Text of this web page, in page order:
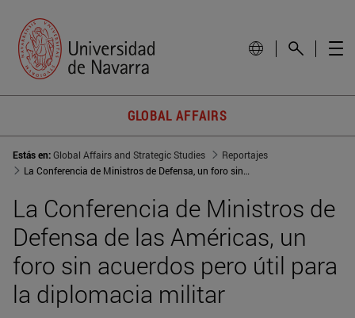
GLOBAL AFFAIRS
Estás en:Global Affairs and Strategic Studies
Reportajes
La Conferencia de Ministros de Defensa, un foro sin acuerdos pero útil para la diplomacia militar de EEUU... y de los demás
La Conferencia de Ministros de
Defensa de las Américas, un
foro sin acuerdos pero útil para
la diplomacia militar